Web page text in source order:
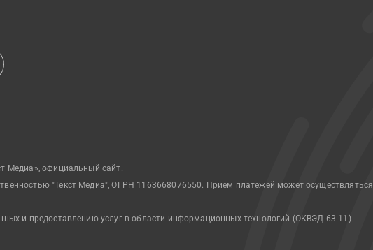
Медиа», официальный сайт.
"Текст Медиа", ОГРН 1163668076550. Прием платежей может осуществляться
и предоставлению услуг в области информационных технологий (ОКВЭД 63.11)